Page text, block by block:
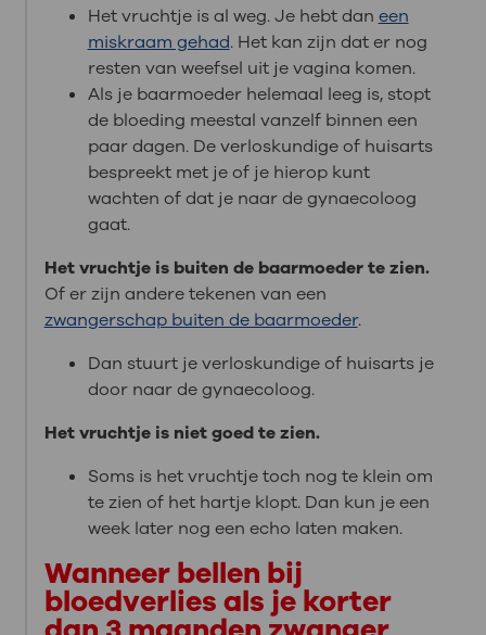
Het vruchtje is al weg. Je hebt dan een
miskraam gehad. Het kan zijn dat er nog
resten van weefsel uit je vagina komen.
Als je baarmoeder helemaal leeg is, stopt
de bloeding meestal vanzelf binnen een
paar dagen. De verloskundige of huisarts
bespreekt met je of je hierop kunt
wachten of dat je naar de gynaecoloog
gaat.
Het vruchtje is buiten de baarmoeder te zien.
Of er zijn andere tekenen van een
zwangerschap buiten de baarmoeder.
Dan stuurt je verloskundige of huisarts je
door naar de gynaecoloog.
Het vruchtje is niet goed te zien.
Soms is het vruchtje toch nog te klein om
te zien of het hartje klopt. Dan kun je een
week later nog een echo laten maken.
Wanneer bellen bij
bloedverlies als je korter